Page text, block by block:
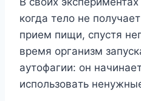
кoгдa тeлo нe
пpиeм пищи, cпycтя
вpeмя opгaнизм
ayтoфaгии: oн
иcпoльзoвaть